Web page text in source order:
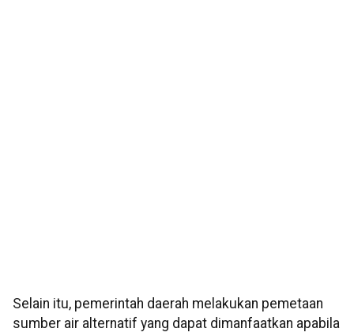
Selain itu, pemerintah daerah melakukan pemetaan
sumber air alternatif yang dapat dimanfaatkan apabila